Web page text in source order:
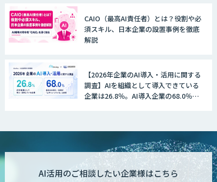
MµgenGAI
図面検索AI
AI Worker
CAIO（最高AI責任者）とは？役割や必
須スキル、日本企業の設置事例を徹底
解説
【2026年企業のAI導入・活用に関する
調査】AIを組織として導入できている
企業は26.8％。AI導入企業の68.0％
AI活用のご相談したい企業様はこちら